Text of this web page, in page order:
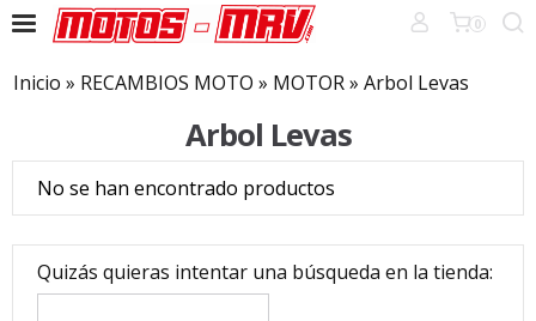
0
Inicio » RECAMBIOS MOTO » MOTOR» Arbol Levas
Arbol Levas
No se han encontrado productos
Quizás quieras intentar una búsqueda en la tienda: